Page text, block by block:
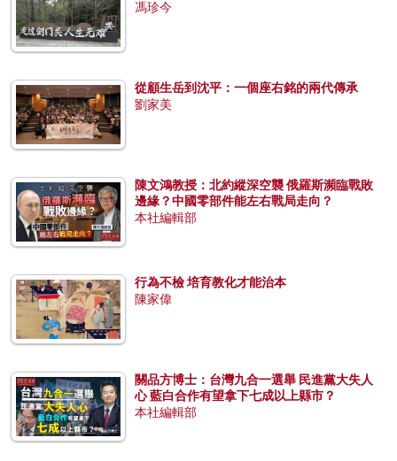
馮珍今
從顧生岳到沈平：一個座右銘的兩代傳承
劉家美
陳文鴻教授：北約縱深空襲 俄羅斯瀕臨戰敗
邊緣？中國零部件能左右戰局走向？
本社編輯部
行為不檢 培育教化才能治本
陳家偉
關品方博士：台灣九合一選舉 民進黨大失人
心 藍白合作有望拿下七成以上縣市？
本社編輯部